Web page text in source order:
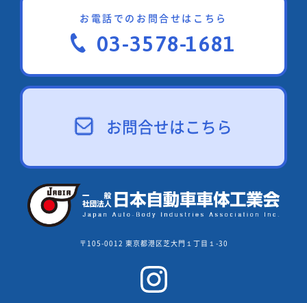
お電話でのお問合せはこちら
03-3578-1681
お問合せはこちら
〒105-0012 東京都港区芝大門１丁目１-30